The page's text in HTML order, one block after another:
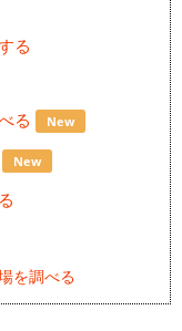
る
る New
New
を調べる